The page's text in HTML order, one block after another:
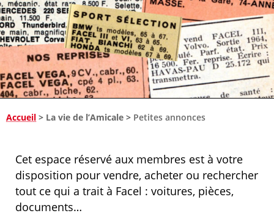
Accueil > La vie de l’Amicale > Petites annonces
Cet espace réservé aux membres est à votre
disposition pour vendre, acheter ou rechercher
tout ce qui a trait à Facel : voitures, pièces,
documents…